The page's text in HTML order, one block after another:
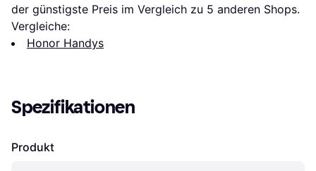
der günstigste Preis im Vergleich zu 5 anderen Shops.
Vergleiche:
Honor Handys
Spezifikationen
Produkt